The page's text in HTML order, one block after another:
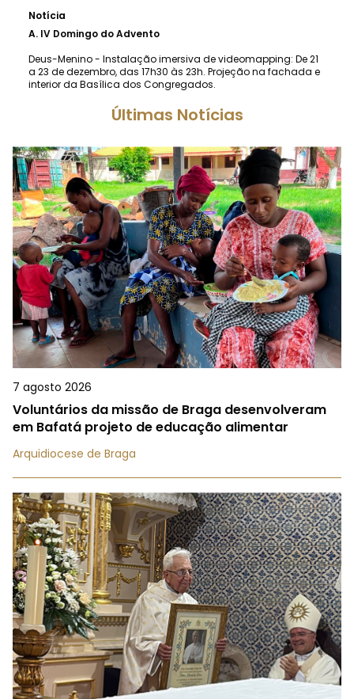
Notícia
A. IV Domingo do Advento
Deus-Menino - Instalação imersiva de videomapping: De 21
a 23 de dezembro, das 17h30 às 23h. Projeção na fachada e
interior da Basílica dos Congregados.
Últimas Notícias
7 agosto 2026
Voluntários da missão de Braga desenvolveram
em Bafatá projeto de educação alimentar
Arquidiocese de Braga